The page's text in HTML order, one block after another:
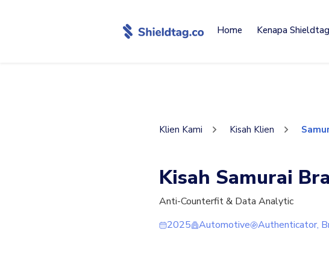
Home Kenapa
Klien Kami Kisah Klien
Kisah Samurai
Anti-Counterfit & Data Analytic
2025
Automotive Authenticator,